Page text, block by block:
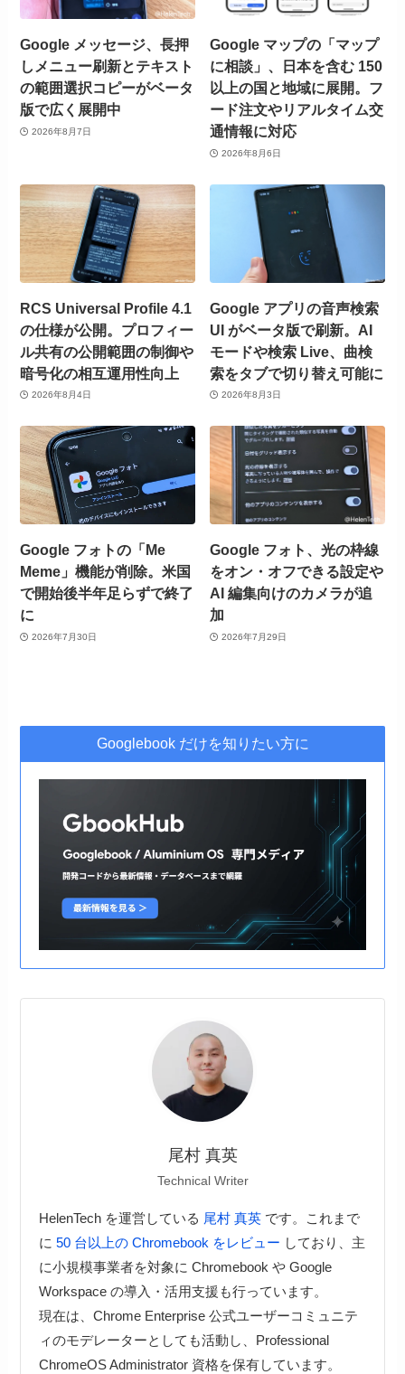
Google メッセージ、長押
しメニュー刷新とテキスト
の範囲選択コピーがベータ
版で広く展開中
2026年8月7日
Google マップの「マップ
に相談」、日本を含む 150
以上の国と地域に展開。フ
ード注文やリアルタイム交
通情報に対応
2026年8月6日
RCS Universal Profile 4.1
の仕様が公開。プロフィー
ル共有の公開範囲の制御や
暗号化の相互運用性向上
2026年8月4日
Google アプリの音声検索
UI がベータ版で刷新。AI
モードや検索 Live、曲検
索をタブで切り替え可能に
2026年8月3日
Google フォトの「Me
Meme」機能が削除。米国
で開始後半年足らずで終了
に
2026年7月30日
Google フォト、光の枠線
をオン・オフできる設定や
AI 編集向けのカメラが追
加
2026年7月29日
Googlebook だけを知りたい方に
尾村 真英
Technical Writer
HelenTech を運営している 尾村 真英です。これまで
に 50 台以上の Chromebook をレビュー しており、主
に小規模事業者を対象に Chromebook や Google
Workspace の導入・活用支援も行っています。
現在は、Chrome Enterprise 公式ユーザーコミュニテ
ィのモデレーターとしても活動し、Professional
ChromeOS Administrator 資格を保有しています。